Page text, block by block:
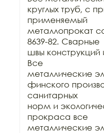
круглых труб, с
применяемый
металлопрокат
8639-82. Сварные
швы конструкций
Все
металлические
финского
санитарных
норм и
прокраса все
металлические